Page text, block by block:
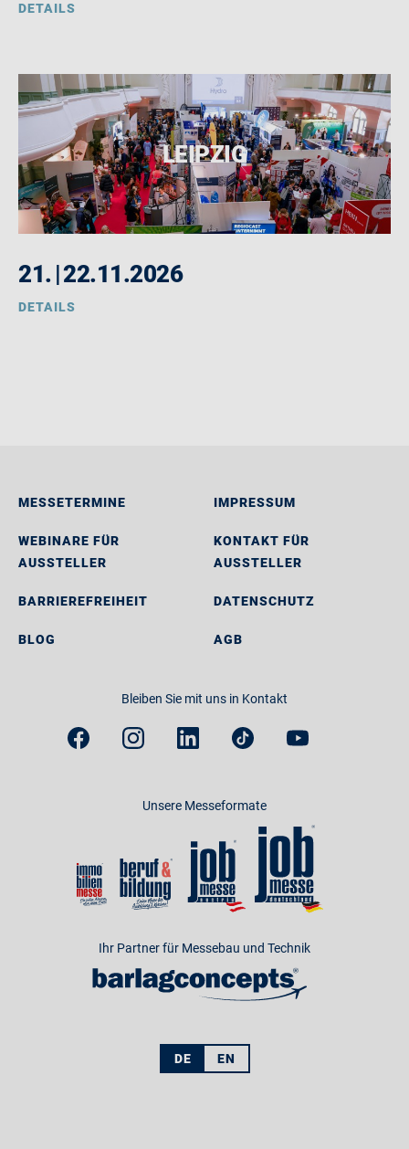
DETAILS
LEIPZIG
21. |22.11.2026
DETAILS
MESSETERMINE
WEBINARE FÜR
AUSSTELLER
BARRIEREFREIHEIT
BLOG
IMPRESSUM
KONTAKT FÜR
AUSSTELLER
DATENSCHUTZ
AGB
Bleiben Sie mit uns in Kontakt
Unsere Messeformate
Ihr Partner für Messebau und Technik
DE EN